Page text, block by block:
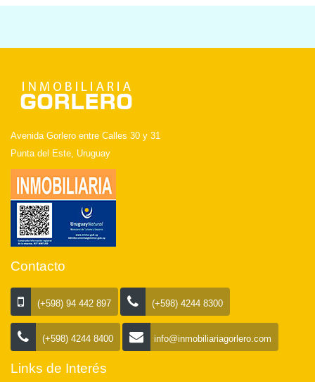
Avenida Gorlero entre Calles 30 y 31
Punta del Este, Uruguay
Contacto
(+598) 94 442 897 (+598) 4244 8300
(+598) 4244 8400 info@inmobiliariagorlero.com
Links de Interés